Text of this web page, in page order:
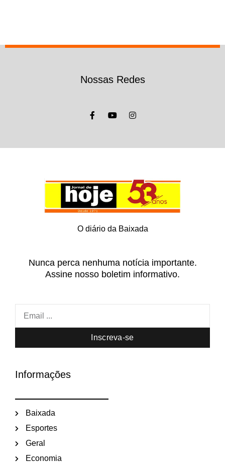
Nossas Redes
O diário da Baixada
Nunca perca nenhuma notícia importante.
Assine nosso boletim informativo.
Inscreva-se
Informações
Baixada
Esportes
Geral
Economia